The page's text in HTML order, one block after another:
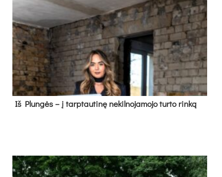
Iš Plungės – į tarptautinę nekilnojamojo turto rinką